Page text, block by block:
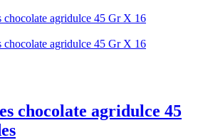
chocolate agridulce 45